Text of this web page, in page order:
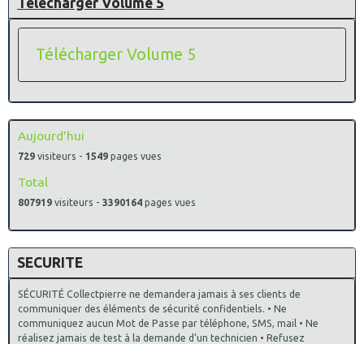
Télécharger Volume 5
Aujourd'hui
729 visiteurs - 1549 pages vues
Total
807919 visiteurs - 3390164 pages vues
SECURITE
SÉCURITÉ Collectpierre ne demandera jamais à ses clients de
communiquer des éléments de sécurité confidentiels. • Ne
communiquez aucun Mot de Passe par téléphone, SMS, mail • Ne
réalisez jamais de test à la demande d’un technicien • Refusez